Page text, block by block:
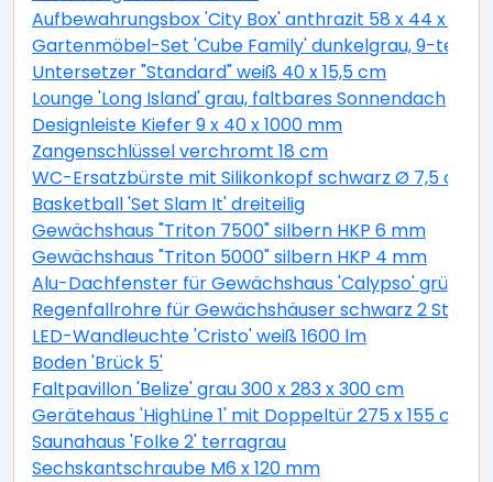
Aufbewahrungsbox 'City Box' anthrazit 58 x 44 x 55
Gartenmöbel-Set 'Cube Family' dunkelgrau, 9-teilig
Untersetzer "Standard" weiß 40 x 15,5 cm
Lounge 'Long Island' grau, faltbares Sonnendach
Designleiste Kiefer 9 x 40 x 1000 mm
Zangenschlüssel verchromt 18 cm
WC-Ersatzbürste mit Silikonkopf schwarz Ø 7,5 cm
Basketball 'Set Slam It' dreiteilig
Gewächshaus "Triton 7500" silbern HKP 6 mm
Gewächshaus "Triton 5000" silbern HKP 4 mm
Alu-Dachfenster für Gewächshaus 'Calypso' grün
Regenfallrohre für Gewächshäuser schwarz 2 Stück
LED-Wandleuchte 'Cristo' weiß 1600 lm
Boden 'Brück 5'
Faltpavillon 'Belize' grau 300 x 283 x 300 cm
Gerätehaus 'HighLine 1' mit Doppeltür 275 x 155 cm
Saunahaus 'Folke 2' terragrau
Sechskantschraube M6 x 120 mm